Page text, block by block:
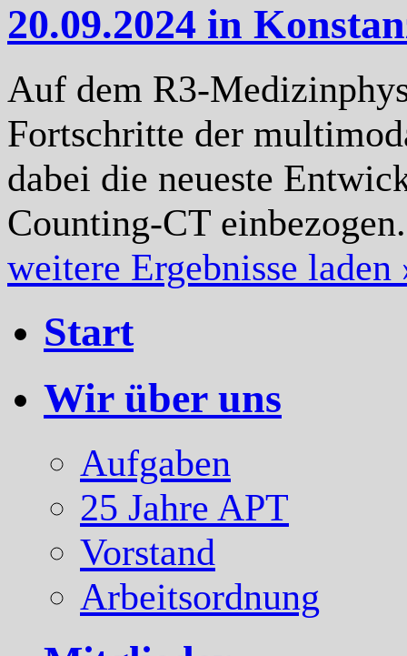
20.09.2024 in
Auf dem R3-
Fortschritte der
dabei die neueste
Counting-CT
weitere Ergebnisse laden
Start
Wir über uns
Aufgaben
25 Jahre APT
Vorstand
Arbeitsordnung